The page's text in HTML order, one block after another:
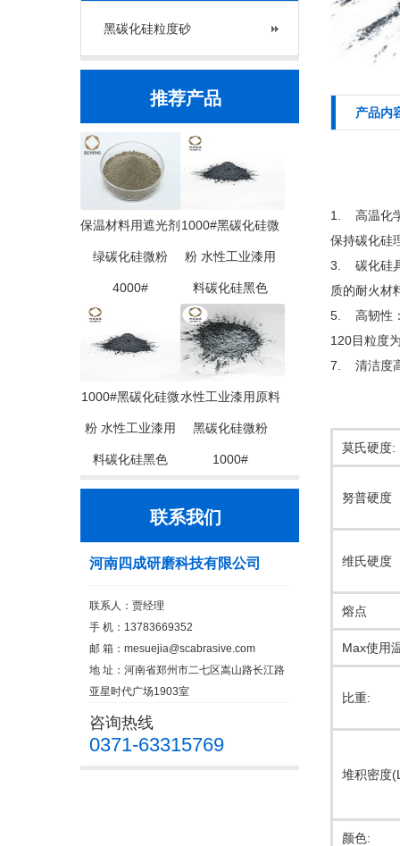
黑碳化硅粒度砂
推荐产品
保温材料用遮光剂
绿碳化硅微粉
4000#
1000#黑碳化硅微
粉 水性工业漆用
料碳化硅黑色
1000#黑碳化硅微
粉 水性工业漆用
料碳化硅黑色
水性工业漆用原料
黑碳化硅微粉
1000#
联系我们
河南四成研磨科技有限公司
联系人：贾经理
手 机：13783669352
邮 箱： mesuejia@scabrasive.com
地 址：河南省郑州市二七区嵩山路长江路
亚星时代广场1903室
咨询热线
0371-63315769
产品内
1. 高温化学
保持碳化硅
3. 碳化硅具
质的耐火材
5. 高韧性：
120目粒度
7. 清洁度
莫氏硬度:
努普硬度
维氏硬度
熔点
Max使用
比重:
堆积密度
颜色: